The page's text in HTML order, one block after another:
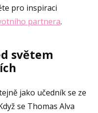
pro inspiraci
partnera.
světem
jako učedník se ze
se Thomas Alva